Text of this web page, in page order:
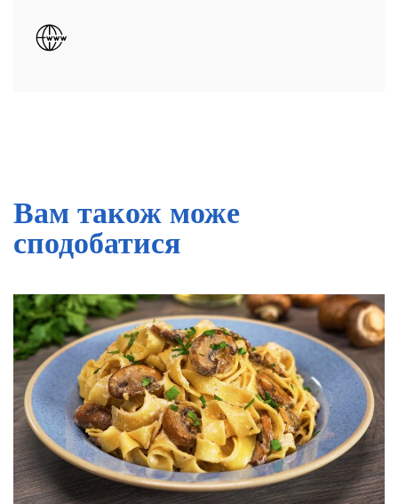
Вам також може
сподобатися